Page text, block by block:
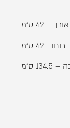
אורך – 42 ס"מ
רוחב- 42 ס"מ
134.5 ס"מ